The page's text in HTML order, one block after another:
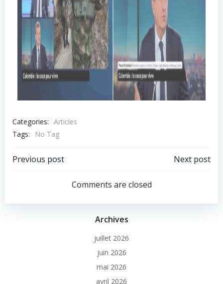
Categories: Articles
Tags:
No Tag
Previous post Next post
Comments are closed
Archives
juillet 2026
juin 2026
mai 2026
avril 2026